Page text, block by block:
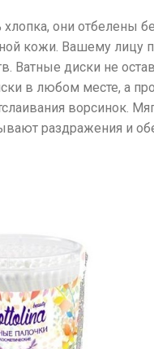
они отбелены
кожи. Вашему лицу
Ватные диски не
в любом месте, а
ворсинок.
раздражения и